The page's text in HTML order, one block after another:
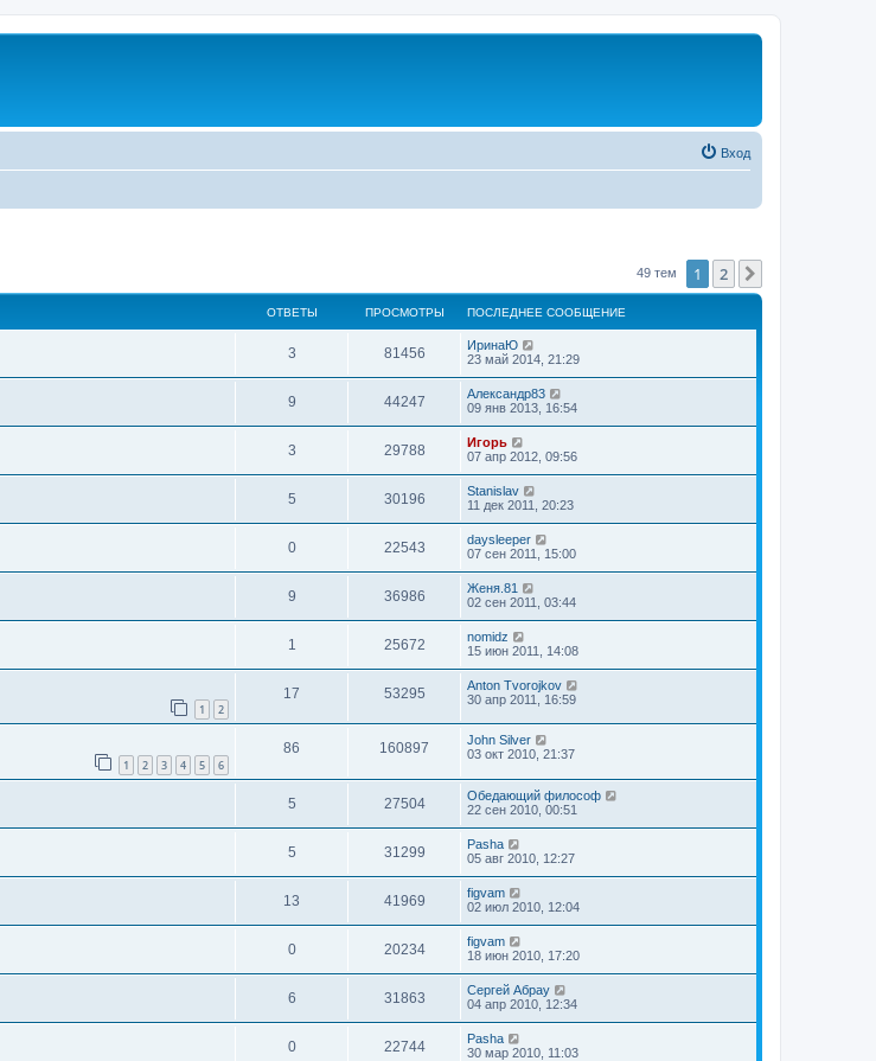
Вход
49 тем 1 2
ОТВЕТЫ ПРОСМОТРЫ ПОСЛЕДНЕЕ СООБЩЕНИЕ
3 81456
ИринаЮ
23 май 2014, 21:29
9 44247
Александр83
09 янв 2013, 16:54
3 29788
Игорь
07 апр 2012, 09:56
5 30196
Stanislav
11 дек 2011, 20:23
0 22543
daysleeper
07 сен 2011, 15:00
9 36986
Женя.81
02 сен 2011, 03:44
1 25672
nomidz
15 июн 2011, 14:08
1 2
17 53295
Anton Tvorojkov
30 апр 2011, 16:59
1 2 3 4 5 6
86 160897
John Silver
03 окт 2010, 21:37
5 27504
Обедающий философ
22 сен 2010, 00:51
5 31299
Pasha
05 авг 2010, 12:27
13 41969
figvam
02 июл 2010, 12:04
0 20234
figvam
18 июн 2010, 17:20
6 31863
Сергей Абрау
04 апр 2010, 12:34
0 22744
Pasha
30 мар 2010, 11:03